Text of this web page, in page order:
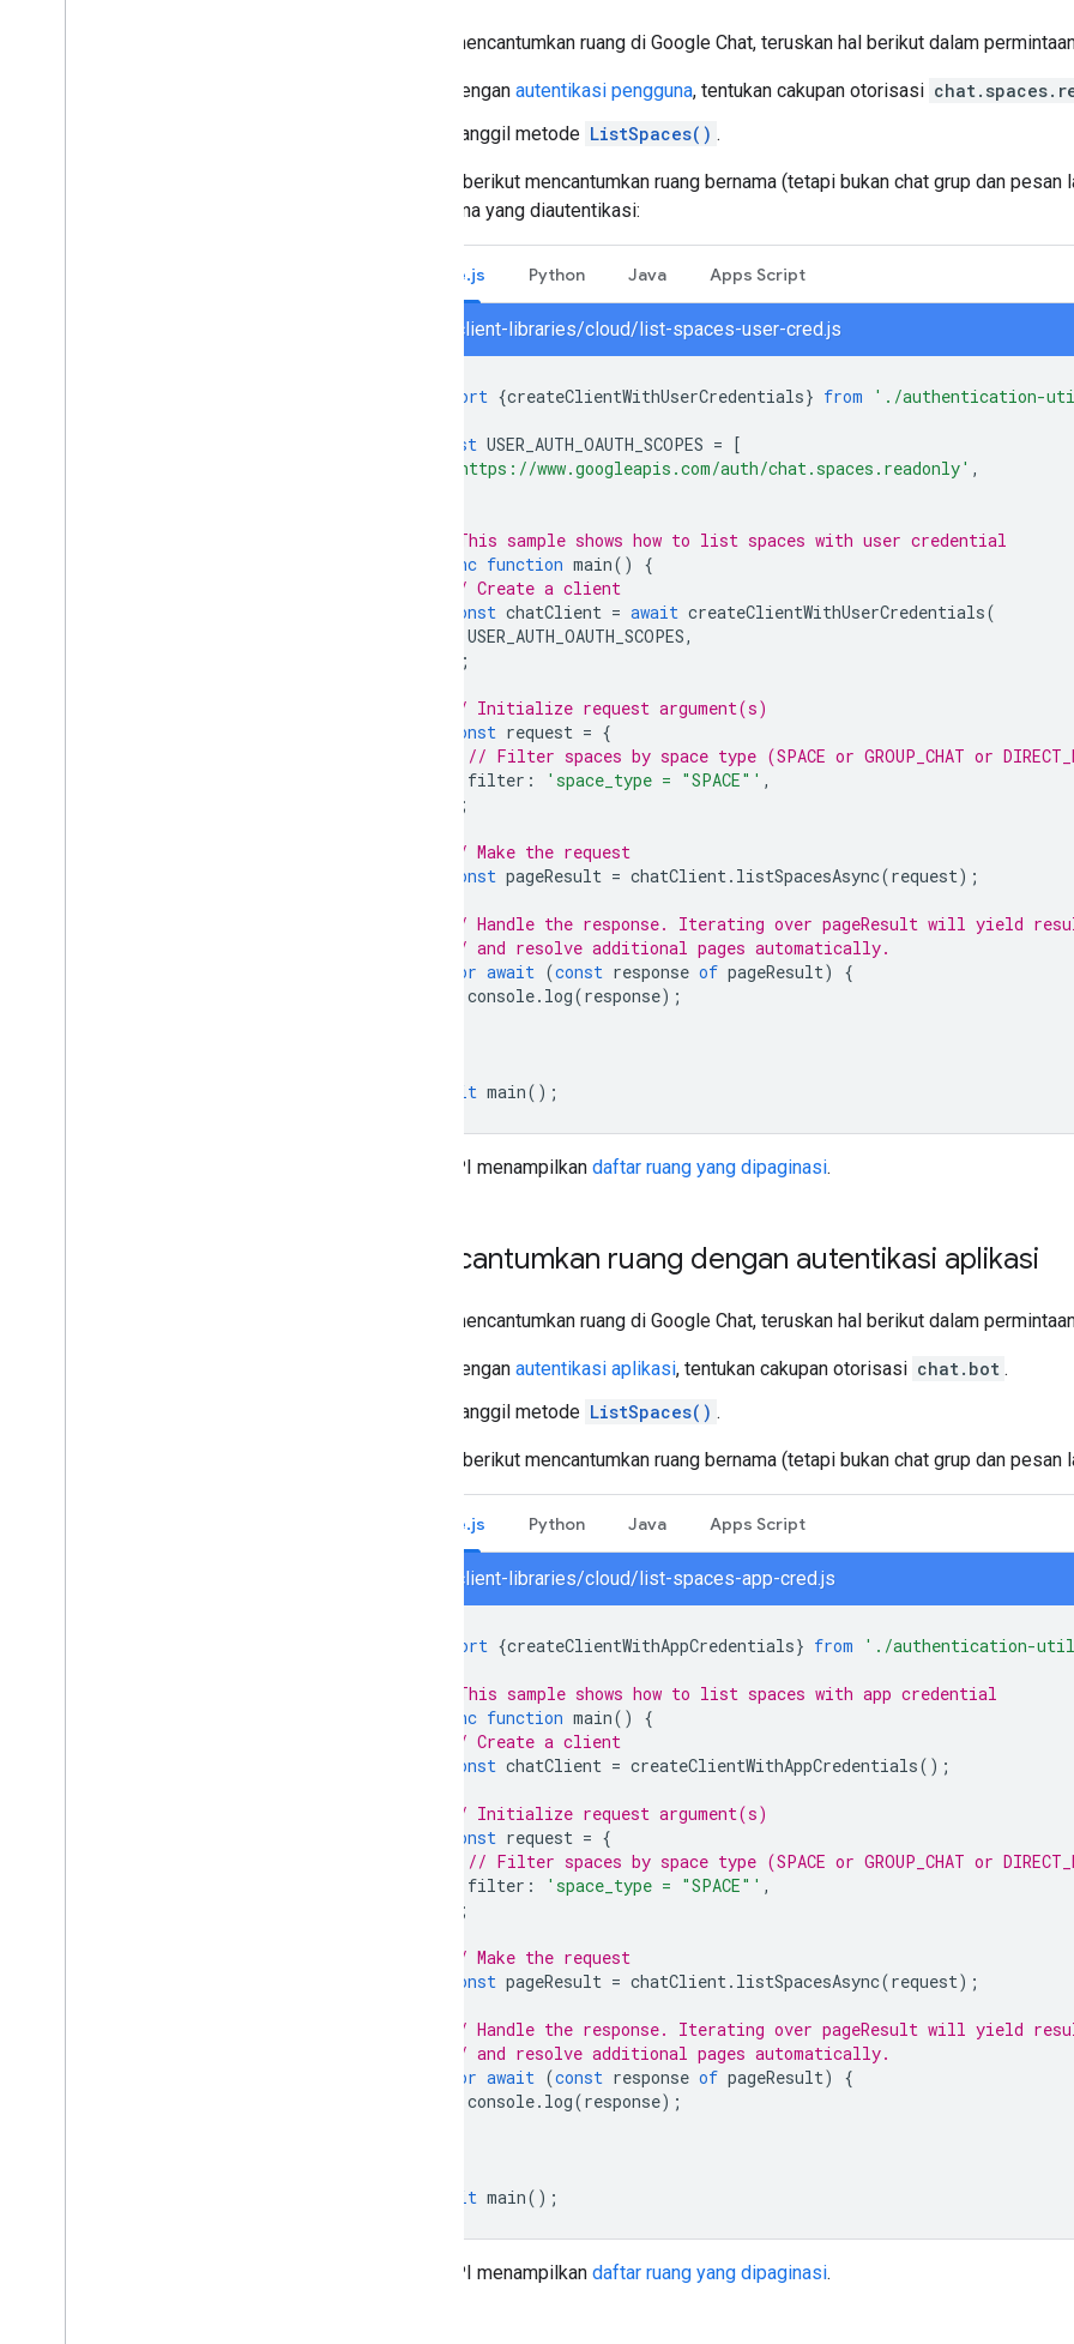
Untuk mencantumkan ruang di Google Chat, teruskan hal berikut dalam
Dengan autentikasi pengguna, tentukan cakupan otorisasi
Panggil metode ListSpaces() .
Contoh berikut mencantumkan ruang bernama (tetapi bukan chat grup dan
pengguna yang diautentikasi:
Node.js Python Java Apps Script
chat/client-libraries/cloud/list-spaces-user-cred.js
import {createClientWithUserCredentials} from './authentication-
const USER_AUTH_OAUTH_SCOPES = [
'https://www.googleapis.com/auth/chat.spaces.readonly' ,
// This sample shows how to list spaces with user credential
async function main()
{
// Create a client
const chatClient = await createClientWithUserCredentials(
USER_AUTH_OAUTH_SCOPES,
);
// Initialize request argument(s)
const request = {
// Filter spaces by space type (SPACE or GROUP_CHAT or
filter : 'space_type = "SPACE"' ,
};
// Make the request
const pageResult = chatClient. listSpacesAsync(request);
// Handle the response. Iterating over pageResult will yield
// and resolve additional pages automatically.
for await (const response of pageResult)
{
console. log(response);
await main();
Chat API menampilkan daftar ruang yang dipaginasi.
Mencantumkan ruang dengan autentikasi aplikasi
Untuk mencantumkan ruang di Google Chat, teruskan hal berikut dalam
Dengan autentikasi aplikasi, tentukan cakupan otorisasi chat.bot .
Panggil metode ListSpaces() .
Contoh berikut mencantumkan ruang bernama (tetapi bukan chat grup dan
Node.js Python Java Apps Script
chat/client-libraries/cloud/list-spaces-app-cred.js
import {createClientWithAppCredentials} from './authentication-
// This sample shows how to list spaces with app credential
async function main()
{
// Create a client
const chatClient = createClientWithAppCredentials();
// Initialize request argument(s)
const request = {
// Filter spaces by space type (SPACE or GROUP_CHAT or
filter : 'space_type = "SPACE"' ,
};
// Make the request
const pageResult = chatClient. listSpacesAsync(request);
// Handle the response. Iterating over pageResult will yield
// and resolve additional pages automatically.
for await (const response of pageResult)
{
console. log(response);
await main();
Chat API menampilkan daftar ruang yang dipaginasi.